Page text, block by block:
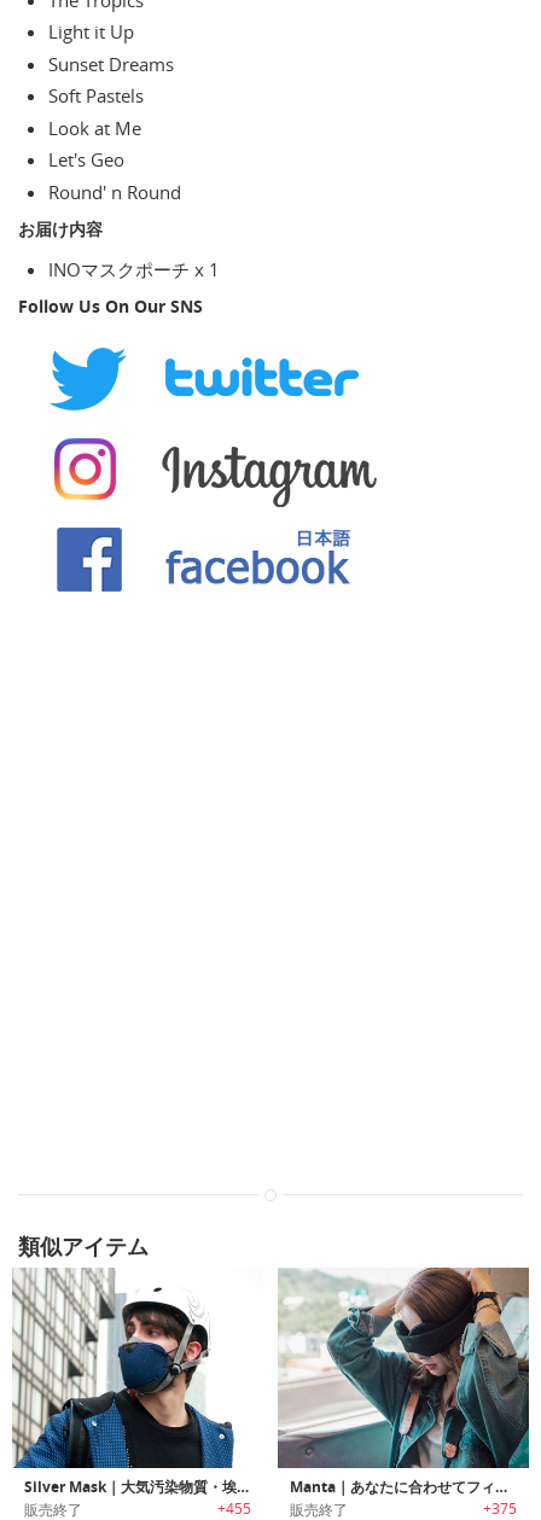
Light it Up
Sunset Dreams
Soft Pastels
Look at Me
Let's Geo
Round' n Round
お届け内容
INOマスクポーチ x 1
Follow Us On Our SNS
類似アイテム
Silver Mask｜大気汚染物質・埃・花粉・細菌の 4大有害物質からあなたを守るハイパフォーマンスマスク「シルバーマスク」
販売終了 +455
Manta｜あなたに合わせてフィットし光を完全に遮断する睡眠マスク「マンタ」
販売終了 +375